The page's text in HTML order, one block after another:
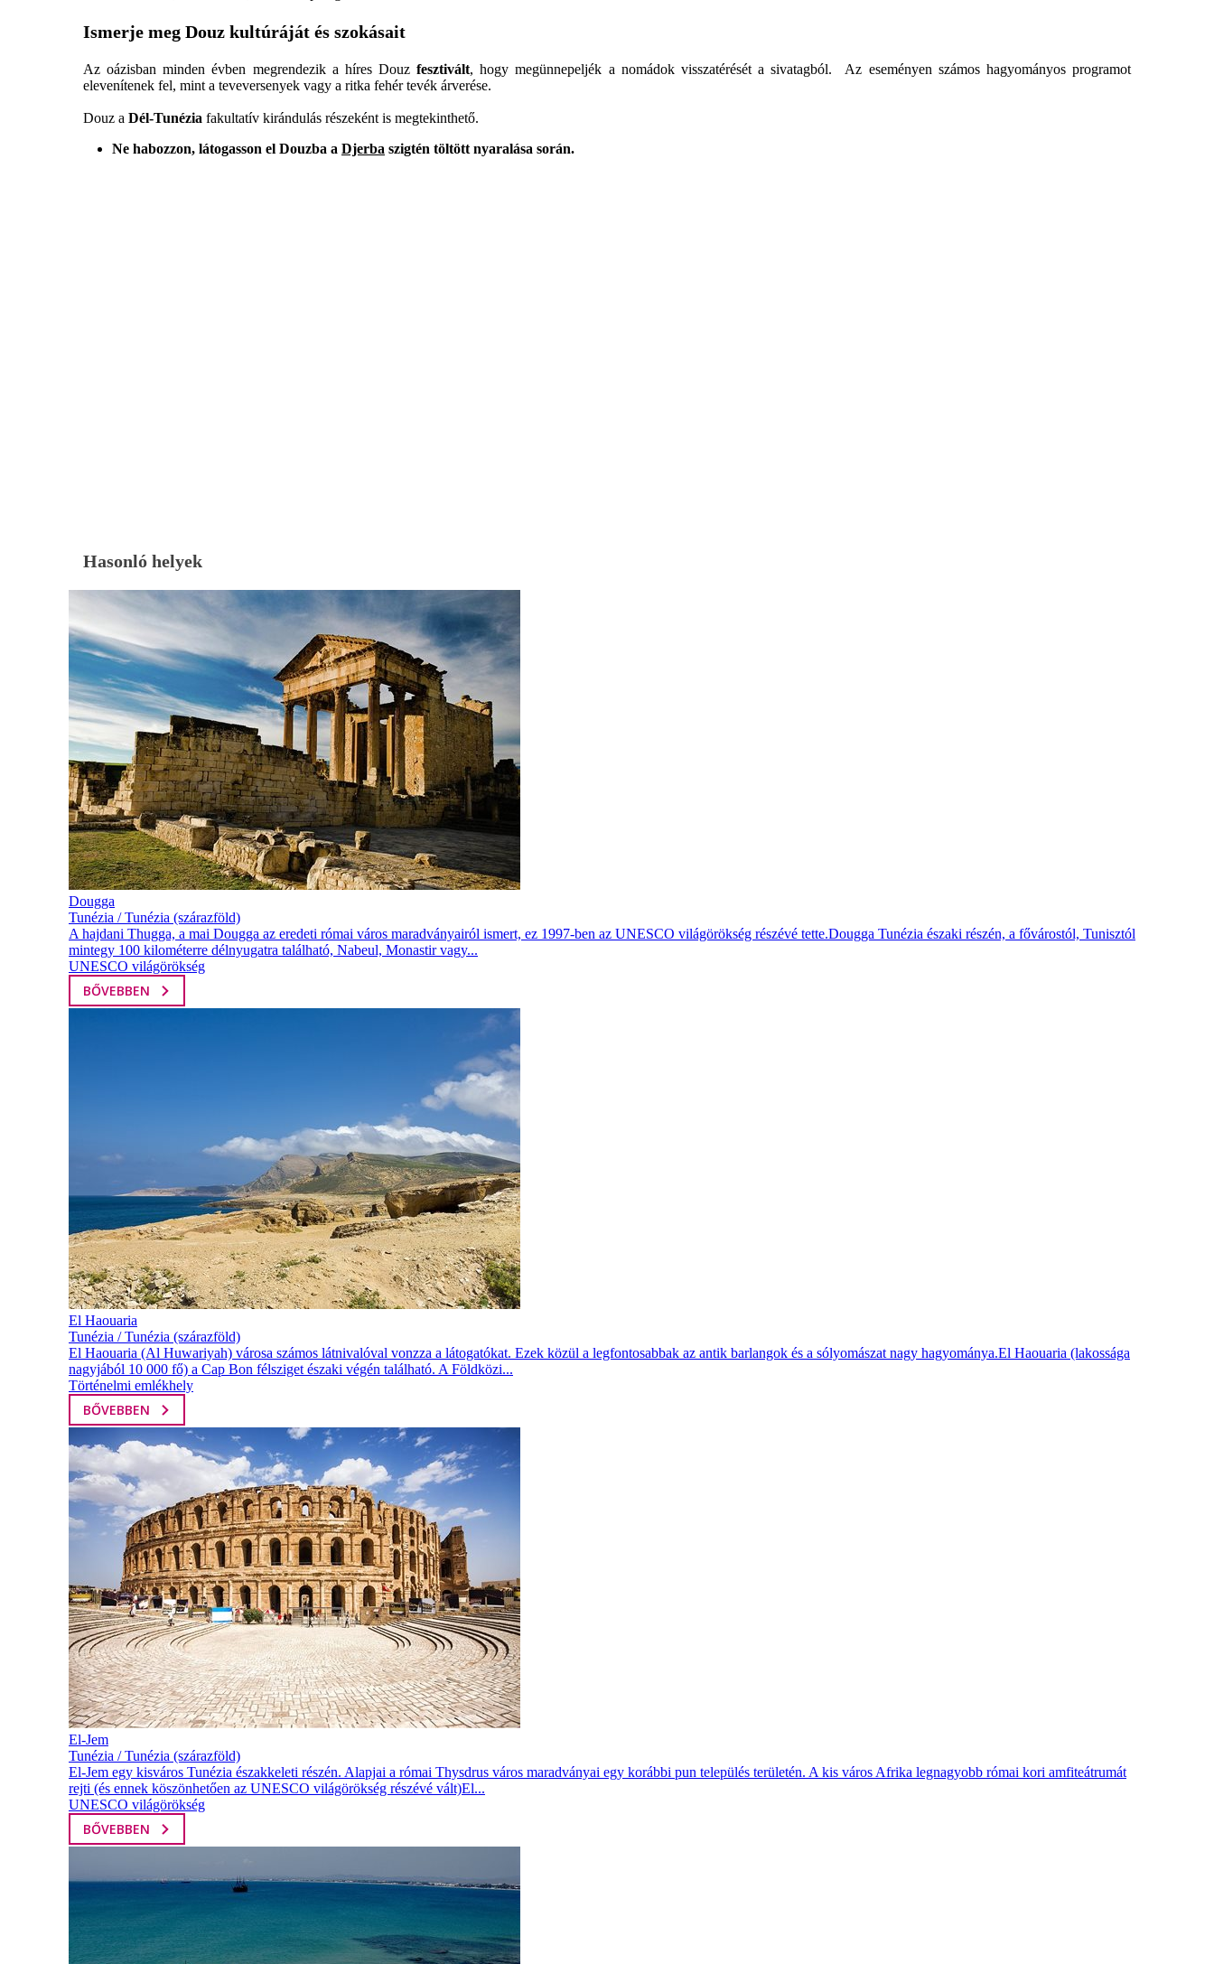
Ismerje meg Douz kultúráját és szokásait
Az oázisban minden évben megrendezik a híres Douzfesztivált, hogy megünnepeljék a nomádok visszatérését a sivatagból. Az eseményen számos hagyományos programot
elevenítenek fel, mint a teveversenyek vagy a ritka fehér tevék árverése.
Douz a Dél-Tunézia fakultatív kirándulás részeként is megtekinthető.
Ne habozzon, látogasson el Douzba a Djerba szigtén töltött nyaralása során.
Hasonló helyek
Dougga
Tunézia / Tunézia (szárazföld)
A hajdani Thugga, a mai Dougga az eredeti római város maradványairól ismert, ez 1997-ben az UNESCO világörökség részévé tette.Dougga Tunézia északi részén, a fővárostól, Tunisztól
mintegy 100 kilométerre délnyugatra található, Nabeul, Monastir vagy...
UNESCO világörökség
BŐVEBBEN
El Haouaria
Tunézia / Tunézia (szárazföld)
El Haouaria (Al Huwariyah) városa számos látnivalóval vonzza a látogatókat. Ezek közül a legfontosabbak az antik barlangok és a sólyomászat nagy hagyománya.El Haouaria (lakossága
nagyjából 10 000 fő) a Cap Bon félsziget északi végén található. A Földközi...
Történelmi emlékhely
BŐVEBBEN
El-Jem
Tunézia / Tunézia (szárazföld)
El-Jem egy kisváros Tunézia északkeleti részén. Alapjai a római Thysdrus város maradványai egy korábbi pun település területén. A kis város Afrika legnagyobb római kori amfiteátrumát
rejti (és ennek köszönhetően az UNESCO világörökség részévé vált)El...
UNESCO világörökség
BŐVEBBEN